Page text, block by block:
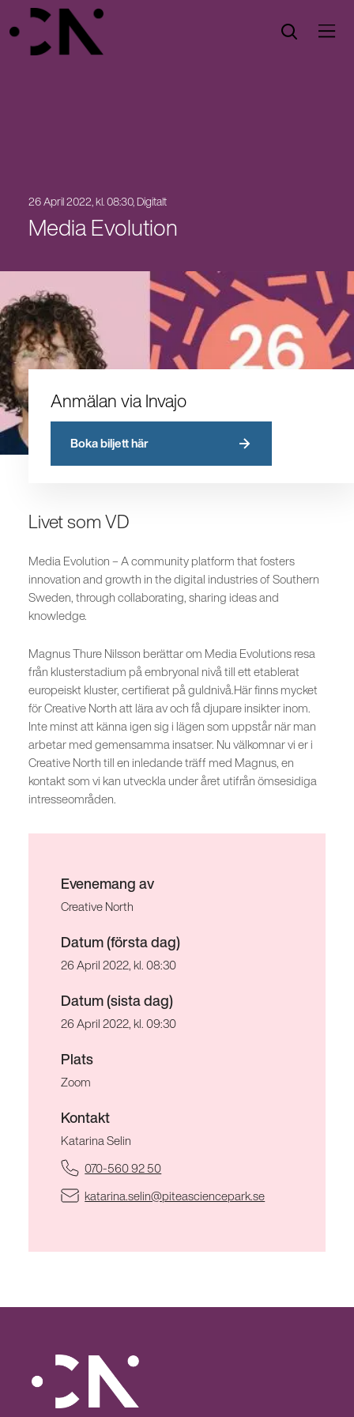
Öppna sök
Öppna menyn
26 April 2022, kl. 08:30, Digitalt
Media Evolution
Anmälan via Invajo
Boka biljett här
Livet som VD
Media Evolution – A community platform that fosters
innovation and growth in the digital industries of Southern
Sweden, through collaborating, sharing ideas and
knowledge.
Magnus Thure Nilsson berättar om Media Evolutions resa
från klusterstadium på embryonal nivå till ett etablerat
europeiskt kluster, certifierat på guldnivå.Här finns mycket
för Creative North att lära av och få djupare insikter inom.
Inte minst att känna igen sig i lägen som uppstår när man
arbetar med gemensamma insatser. Nu välkomnar vi er i
Creative North till en inledande träff med Magnus, en
kontakt som vi kan utveckla under året utifrån ömsesidiga
intresseområden.
Evenemang av
Creative North
Datum (första dag)
26 April 2022, kl. 08:30
Datum (sista dag)
26 April 2022, kl. 09:30
Plats
Zoom
Kontakt
Katarina Selin
070-560 92 50(Öppnas i ett nytt fönster)
katarina.selin@piteasciencepark.se(Öppnas i ett nytt